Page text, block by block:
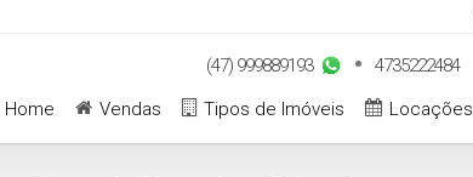
(47) 999889193
4735222484
Locações
Tipos de Imóveis
Vendas
Home